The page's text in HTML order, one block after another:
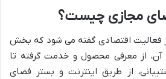
مجازی چیست؟
فعالیت اقتصادی گفته می شود که بخش
آن، از معرفی محصول و خدمت گرفته تا
از طریق اینترنت و بستر فضای